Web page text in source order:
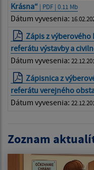
Krásna“ | PDF | 0.11 Mb
Dátum vyvesenia:
Zápis z
referátu výstavby a
Dátum vyvesenia:
Zápisnica z
referátu verejného
Dátum vyvesenia:
Zoznam